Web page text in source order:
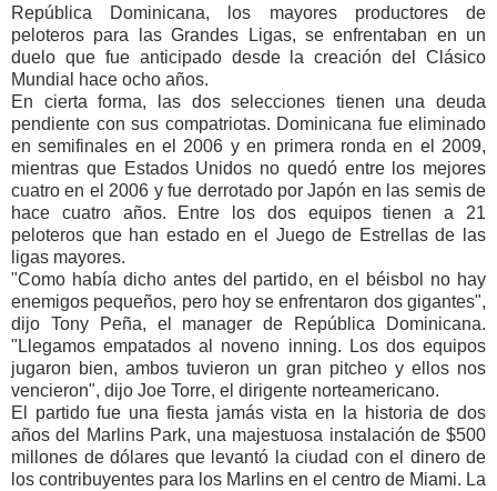
República Dominicana, los mayores productores de
peloteros para las Grandes Ligas, se enfrentaban en un
duelo que fue anticipado desde la creación del Clásico
Mundial hace ocho años.
En cierta forma, las dos selecciones tienen una deuda
pendiente con sus compatriotas. Dominicana fue eliminado
en semifinales en el 2006 y en primera ronda en el 2009,
mientras que Estados Unidos no quedó entre los mejores
cuatro en el 2006 y fue derrotado por Japón en las semis de
hace cuatro años. Entre los dos equipos tienen a 21
peloteros que han estado en el Juego de Estrellas de las
ligas mayores.
"Como había dicho antes del partido, en el béisbol no hay
enemigos pequeños, pero hoy se enfrentaron dos gigantes",
dijo Tony Peña, el manager de República Dominicana.
"Llegamos empatados al noveno inning. Los dos equipos
jugaron bien, ambos tuvieron un gran pitcheo y ellos nos
vencieron", dijo Joe Torre, el dirigente norteamericano.
El partido fue una fiesta jamás vista en la historia de dos
años del Marlins Park, una majestuosa instalación de $500
millones de dólares que levantó la ciudad con el dinero de
los contribuyentes para los Marlins en el centro de Miami. La